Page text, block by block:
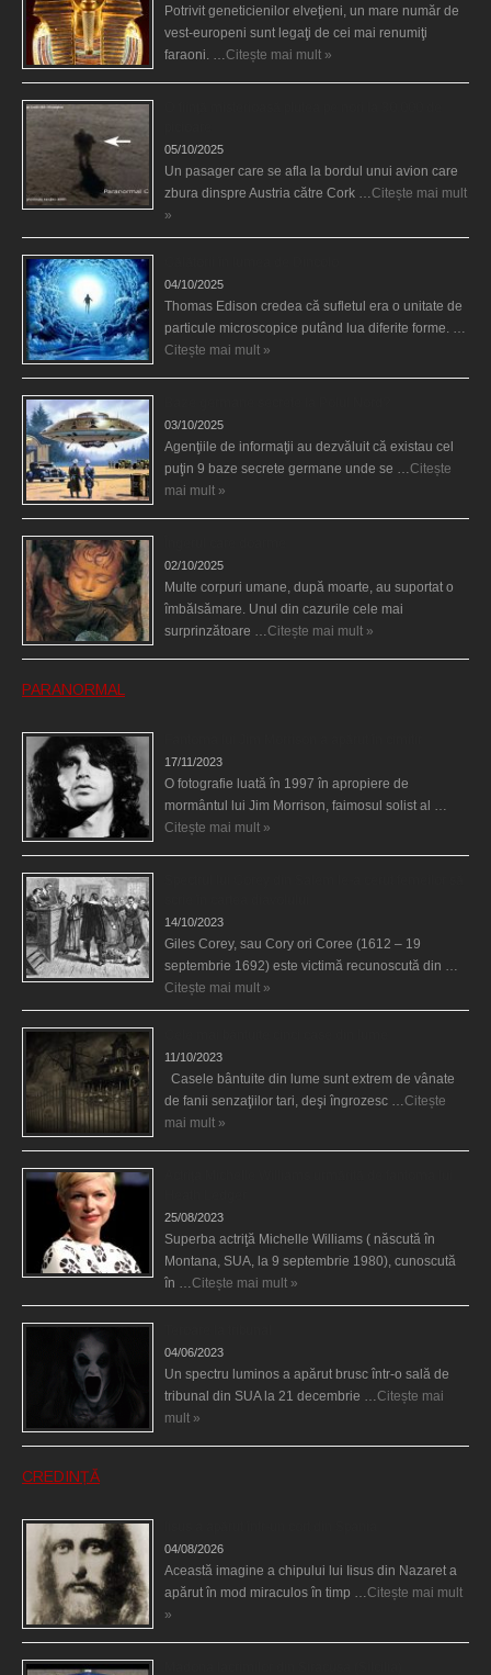
Potrivit geneticienilor elveţieni, un mare număr de
vest-europeni sunt legaţi de cei mai renumiţi
faraoni. …Citește mai mult »
05/10/2025
Un pasager care se afla la bordul unui avion care
zbura dinspre Austria către Cork …Citește mai mult
»
04/10/2025
Thomas Edison credea că sufletul era o unitate de
particule microscopice putând lua diferite forme. …
Citește mai mult »
03/10/2025
Agenţiile de informaţii au dezvăluit că existau cel
puţin 9 baze secrete germane unde se …Citește
mai mult »
02/10/2025
Multe corpuri umane, după moarte, au suportat o
îmbălsămare. Unul din cazurile cele mai
surprinzătoare …Citește mai mult »
PARANORMAL
17/11/2023
O fotografie luată în 1997 în apropiere de
mormântul lui Jim Morrison, faimosul solist al …
Citește mai mult »
14/10/2023
Giles Corey, sau Cory ori Coree (1612 – 19
septembrie 1692) este victimă recunoscută din …
Citește mai mult »
11/10/2023
Casele bântuite din lume sunt extrem de vânate
de fanii senzaţiilor tari, deşi îngrozesc …Citește
mai mult »
25/08/2023
Superba actriţă Michelle Williams ( născută în
Montana, SUA, la 9 septembrie 1980), cunoscută
în …Citește mai mult »
04/06/2023
Un spectru luminos a apărut brusc într-o sală de
tribunal din SUA la 21 decembrie …Citește mai
mult »
CREDINȚĂ
04/08/2026
Această imagine a chipului lui Iisus din Nazaret a
apărut în mod miraculos în timp …Citește mai mult
»